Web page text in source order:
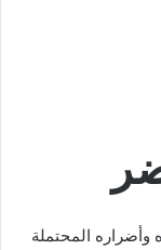
المحتملة